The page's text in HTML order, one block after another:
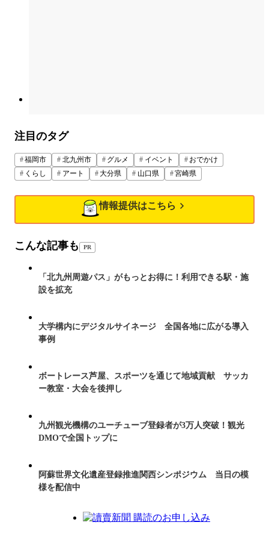
注目のタグ
福岡市 北九州市 グルメ イベント
おでかけ
くらし
アート 大分県 山口県 宮崎県
情報提供はこちら
こんな記事も PR
「北九州周遊パス」がもっとお得に！利用できる駅・施
設を拡充
大学構内にデジタルサイネージ 全国各地に広がる導入
事例
ボートレース芦屋、スポーツを通じて地域貢献 サッカ
ー教室・大会を後押し
九州観光機構のユーチューブ登録者が3万人突破！観光
DMOで全国トップに
阿蘇世界文化遺産登録推進関西シンポジウム 当日の模
様を配信中